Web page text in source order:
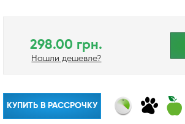
298.00 грн.
Нашли дешевле?
КУПИТЬ В РАССРОЧКУ